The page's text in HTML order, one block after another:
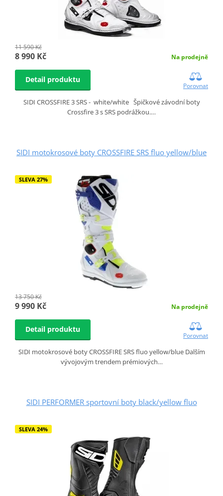
11 590 Kč
8 990 Kč Na prodejně
Detail produktu
Porovnat
SIDI CROSSFIRE 3 SRS - white/white Špičkové závodní boty
Crossfire 3 s SRS podrážkou.…
SIDI motokrosové boty CROSSFIRE SRS fluo yellow/blue
SLEVA 27%
13 750 Kč
9 990 Kč Na prodejně
Detail produktu
Porovnat
SIDI motokrosové boty CROSSFIRE SRS fluo yellow/blue Dalším
vývojovým trendem prémiových…
SIDI PERFORMER sportovní boty black/yellow fluo
SLEVA 24%